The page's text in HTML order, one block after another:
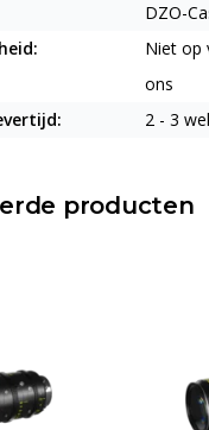
DZO-
Niet op
ons
2 - 3
producten